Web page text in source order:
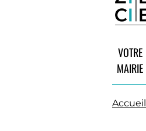
VOTRE
MAIRIE
Accueil